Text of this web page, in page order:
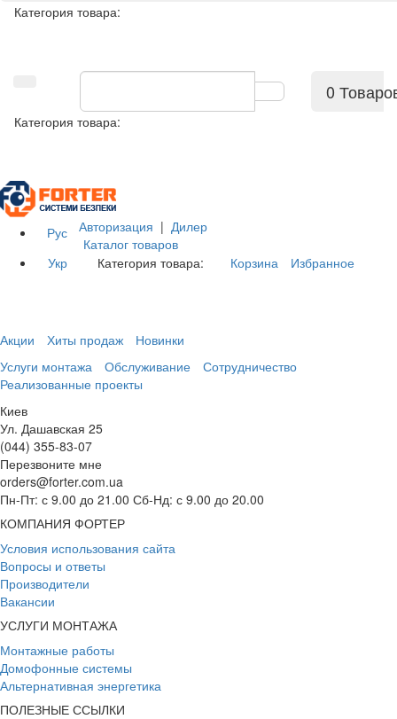
Категория товара:
0
Категория товара:
Рус
Укр
Авторизация | Дилер
Каталог товаров
Категория товара:
Корзина Избранное
Акции Хиты продаж
Новинки
Услуги монтажа
Обслуживание
Сотрудничество
Реализованные проекты
Киев
Ул. Дашавская 25
(044) 355-83-07
Перезвоните мне
orders@forter.com.ua
Пн-Пт: с 9.00 до 21.00 Сб-Нд: с 9.00 до 20.00
КОМПАНИЯ ФОРТЕР
Условия использования сайта
Вопросы и ответы
Производители
Вакансии
УСЛУГИ МОНТАЖА
Монтажные работы
Домофонные системы
Альтернативная энергетика
ПОЛЕЗНЫЕ ССЫЛКИ